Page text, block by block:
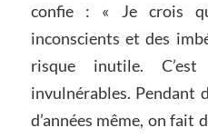
confie : « Je crois
inconscients et des
risque inutile.
invulnérables. Pendant
d’années même, on fait